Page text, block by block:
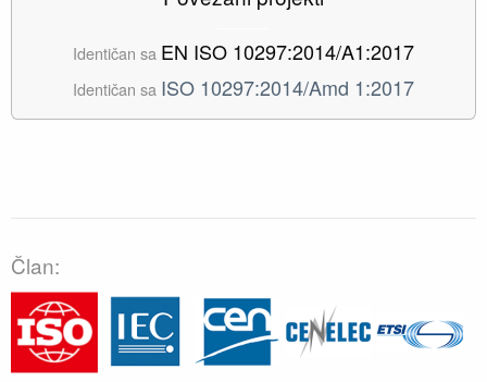
Identičan sa EN ISO 10297:2014/A1:2017
Identičan sa ISO 10297:2014/Amd 1:2017
Član: